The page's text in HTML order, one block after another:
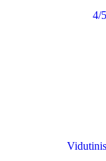
4/5
Vidutinis